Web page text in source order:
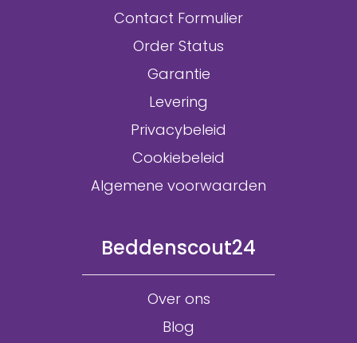
Contact Formulier
Order Status
Garantie
Levering
Privacybeleid
Cookiebeleid
Algemene voorwaarden
Beddenscout24
Over ons
Blog